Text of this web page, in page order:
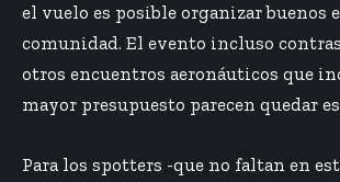
el vuelo es posible organizar buenos
comunidad. El evento incluso
otros encuentros aeronáuticos que
mayor presupuesto parecen quedar
Para los spotters -que no faltan en